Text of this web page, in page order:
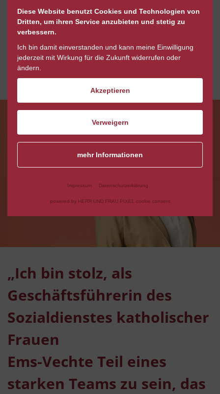
Persönlich, ehrlich,
engagiert
zum nächsten Mitarbeiter
„Ich bin stolz, als
Geschäftsführerin des
Sozialdienstes katholischer
Frauen
Ems-Vechte Teil eines
starken Teams zu sein, das
Diese Website benutzt Cookies und Technologien von
Dritten, um ihren Service anzubieten und stetig zu
verbessern.
Ich bin damit einverstanden und kann meine Einwilligung
jederzeit mit Wirkung für die Zukunft widerrufen oder
ändern.
Akzeptieren
Verweigern
mehr Informationen
Impressum Datenschutzerklärung
powered by HERR UND FRAU PIXEL cookie consent